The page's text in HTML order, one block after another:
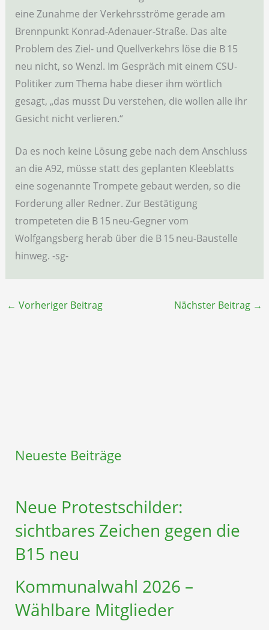
eine Zunahme der Verkehrsströme gerade am
Brennpunkt Konrad-Adenauer-Straße. Das alte
Problem des Ziel- und Quellverkehrs löse die B 15
neu nicht, so Wenzl. Im Gespräch mit einem CSU-
Politiker zum Thema habe dieser ihm wörtlich
gesagt, „das musst Du verstehen, die wollen alle ihr
Gesicht nicht verlieren.“
Da es noch keine Lösung gebe nach dem Anschluss
an die A92, müsse statt des geplanten Kleeblatts
eine sogenannte Trompete gebaut werden, so die
Forderung aller Redner. Zur Bestätigung
trompeteten die B 15 neu-Gegner vom
Wolfgangsberg herab über die B 15 neu-Baustelle
hinweg. -sg-
← Vorheriger Beitrag Nächster Beitrag →
Neueste Beiträge
Neue Protestschilder:
sichtbares Zeichen gegen die
B15 neu
Kommunalwahl 2026 –
Wählbare Mitglieder